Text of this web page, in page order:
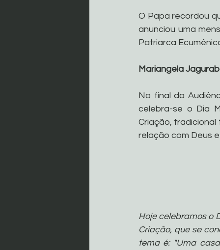
O Papa recordou
anunciou uma
Patriarca
Mariangela
No final da
celebra-se o Dia
Criação,
relação com Deus
Hoje celebramos o
Criação, que se
tema é: "Uma